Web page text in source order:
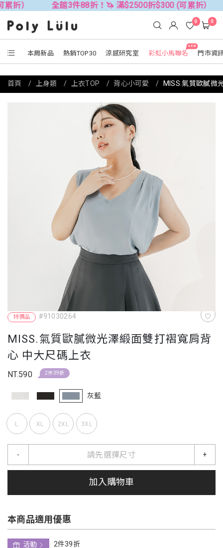
全館3件88折！🦄 滿$2500折$300 (可累折） 全
本周新品 熱銷TOP30 涼感研究室
NEW
彩虹小馬聯名 門市資
0 0
特價品 #91030264
MISS.氣質歐膩微光澤緞面雙打褶寬肩背
心 中大尺碼上衣
NT.590 2件39折
灰藍
L XL 2XL 3XL
請先選擇尺寸
- +
加入購物車
本商品適用優惠
活動
2件39折
首頁 上身類 上衣TOP 背心小可愛 MISS.氣質歐膩微